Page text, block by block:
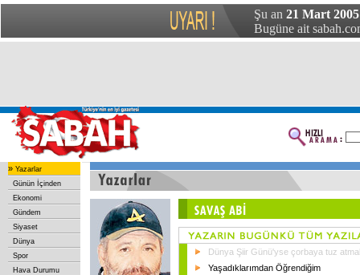
Şu an 21 Mart
Bugüne ait
» Yazarlar
Günün İçinden
Ekonomi
Gündem
Siyaset
Dünya
Spor
Hava Durumu
Dünya Şiir Günü'yse çorbaya tuz
Yaşadıklarımdan Öğrendiğim